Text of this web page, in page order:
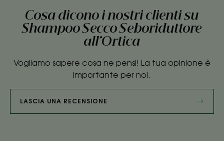
Cosa dicono i nostri clienti su
Shampoo Secco Seboriduttore
all'Ortica
Vogliamo sapere cosa ne pensi! La tua opinione è
importante per noi.
LASCIA UNA RECENSIONE